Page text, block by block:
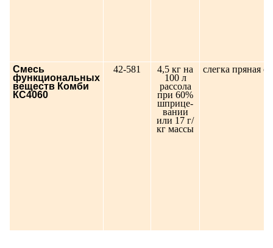
Смесь
функциональных
веществ Комби
КС4060
42-581
4,5 кг на
100 л
рассола
при 60%
шприце-
вании
или 17 г/
кг массы
слегка пряная